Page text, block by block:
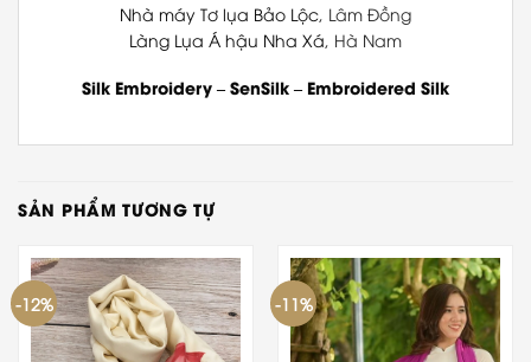
Nhà máy Tơ lụa Bảo Lộc , Lâm Đồng
Làng Lụa Á hậu Nha Xá , Hà Nam
Silk Embroidery–SenSilk– Embroidered Silk
SẢN PHẨM TƯƠNG TỰ
-12% -11%